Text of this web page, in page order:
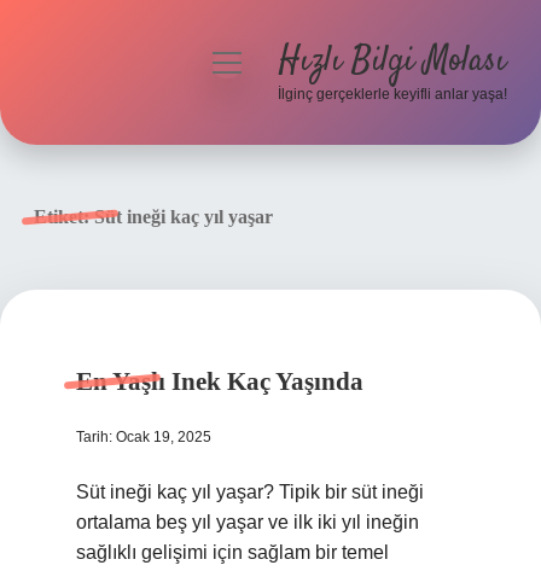
menüyüHızlı Bilgi Molası
İlginç gerçeklerle keyifli anlar yaşa!
Etiket:Süt ineği kaç yıl yaşar
En Yaşlı Inek Kaç Yaşında
Tarih: Ocak 19, 2025
Süt ineği kaç yıl yaşar? Tipik bir süt ineği
ortalama beş yıl yaşar ve ilk iki yıl ineğin
sağlıklı gelişimi için sağlam bir temel